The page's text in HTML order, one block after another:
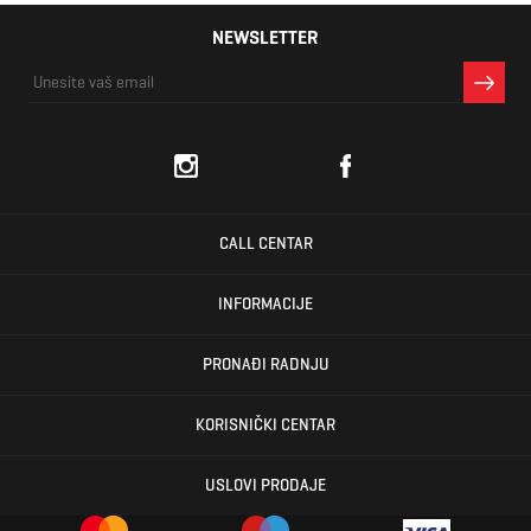
NEWSLETTER
CALL CENTAR
INFORMACIJE
PRONAĐI RADNJU
KORISNIČKI CENTAR
USLOVI PRODAJE